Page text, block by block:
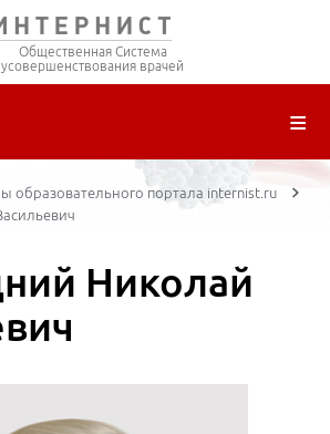
Общественная Система
усовершенствования врачей
ЦИКЛЫ ПЕРЕДАЧ
образовательного портала internist.ru
Николай